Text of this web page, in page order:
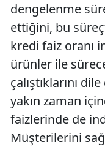
dengelenme
ettiğini, bu
kredi faiz oranı
ürünler ile
çalıştıklarını
yakın zaman
faizlerinde de
Müşterilerini